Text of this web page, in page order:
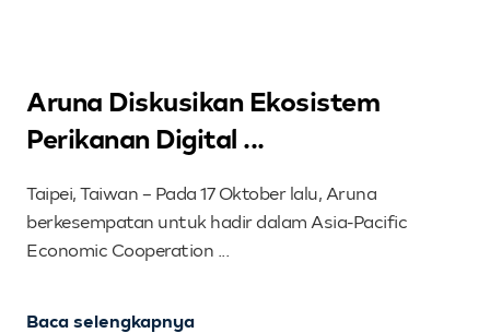
Aruna Diskusikan Ekosistem
Perikanan Digital ...
Taipei, Taiwan – Pada 17 Oktober lalu, Aruna
berkesempatan untuk hadir dalam Asia-Pacific
Economic Cooperation ...
Baca selengkapnya